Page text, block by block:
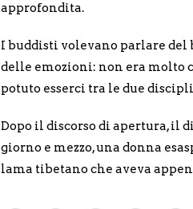
approfondita.
I buddisti volevano parlare
delle emozioni: non era molto
potuto esserci tra le due
Dopo il discorso di apertura, il
giorno e mezzo, una donna
lama tibetano che aveva